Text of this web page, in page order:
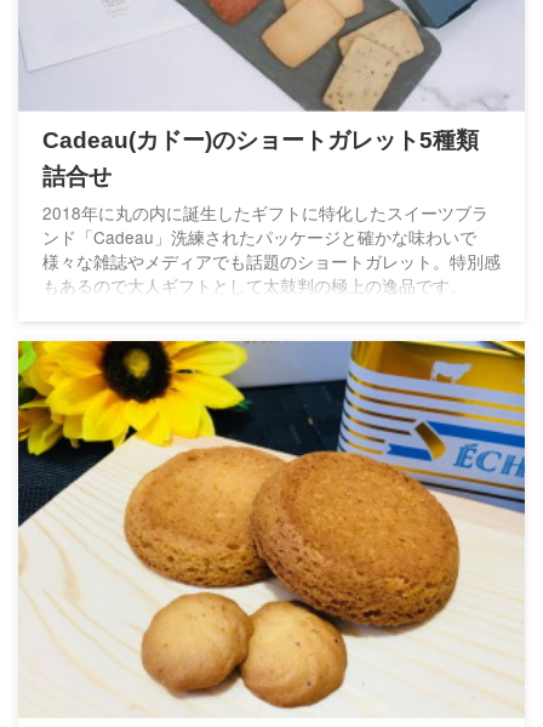
Cadeau(カドー)のショートガレット5種類
詰合せ
2018年に丸の内に誕生したギフトに特化したスイーツブラ
ンド「Cadeau」洗練されたパッケージと確かな味わいで
様々な雑誌やメディアでも話題のショートガレット。特別感
もあるので大人ギフトとして太鼓判の極上の逸品です。